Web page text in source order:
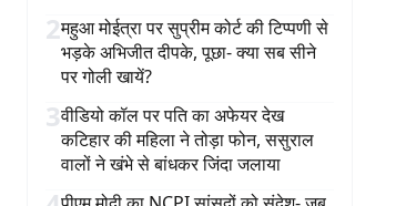
2महुआ मोईत्रा पर सुप्रीम कोर्ट की टिप्पणी से
भड़के अभिजीत दीपके, पूछा- क्या सब सीने
पर गोली खायें?
3वीडियो कॉल पर पति का अफेयर देख
कटिहार की महिला ने तोड़ा फोन, ससुराल
वालों ने खंभे से बांधकर जिंदा जलाया